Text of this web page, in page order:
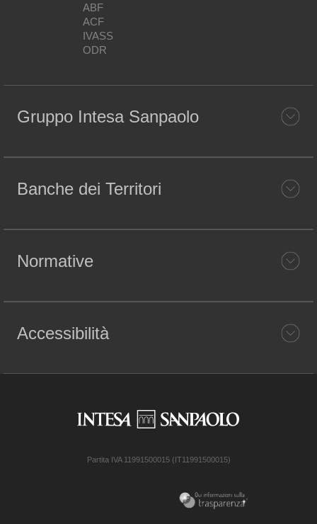
ABF
ACF
IVASS
ODR
Gruppo Intesa Sanpaolo
Banche dei Territori
Normative
Accessibilità
Partita IVA 11991500015 (IT11991500015)